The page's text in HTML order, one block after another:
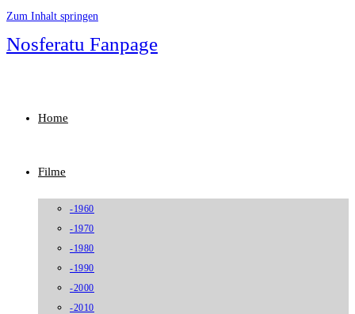
Zum Inhalt springen
Nosferatu Fanpage
Home
Filme
-1960
-1970
-1980
-1990
-2000
-2010